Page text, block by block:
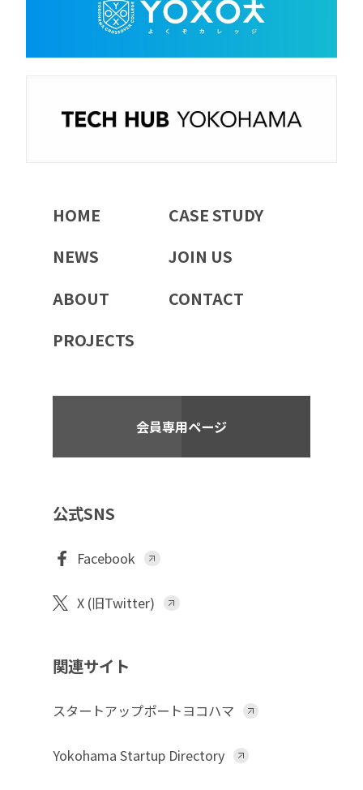
HOME
NEWS
ABOUT
PROJECTS
CASE STUDY
JOIN US
CONTACT
会員専用ページ
公式SNS
Facebook
X (旧Twitter)
関連サイト
スタートアップポートヨコハマ
Yokohama Startup Directory